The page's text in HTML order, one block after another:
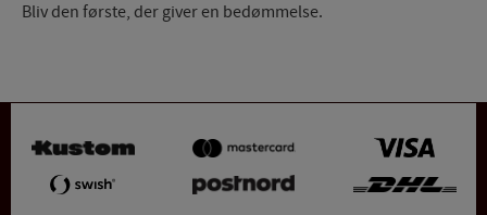
Bliv den første, der giver en bedømmelse.